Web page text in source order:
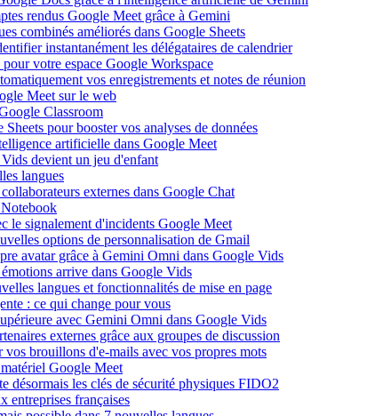
rendus Google Meet grâce à Gemini
combinés améliorés dans Google Sheets
instantanément les délégataires de calendrier
votre espace Google Workspace
vos enregistrements et notes de réunion
Meet sur le web
Classroom
pour booster vos analyses de données
artificielle dans Google Meet
devient un jeu d'enfant
langues
externes dans Google Chat
le signalement d'incidents Google Meet
options de personnalisation de Gmail
avatar grâce à Gemini Omni dans Google Vids
arrive dans Google Vids
langues et fonctionnalités de mise en page
: ce qui change pour vous
avec Gemini Omni dans Google Vids
externes grâce aux groupes de discussion
brouillons d'e-mails avec vos propres mots
Google Meet
désormais les clés de sécurité physiques FIDO2
entreprises françaises